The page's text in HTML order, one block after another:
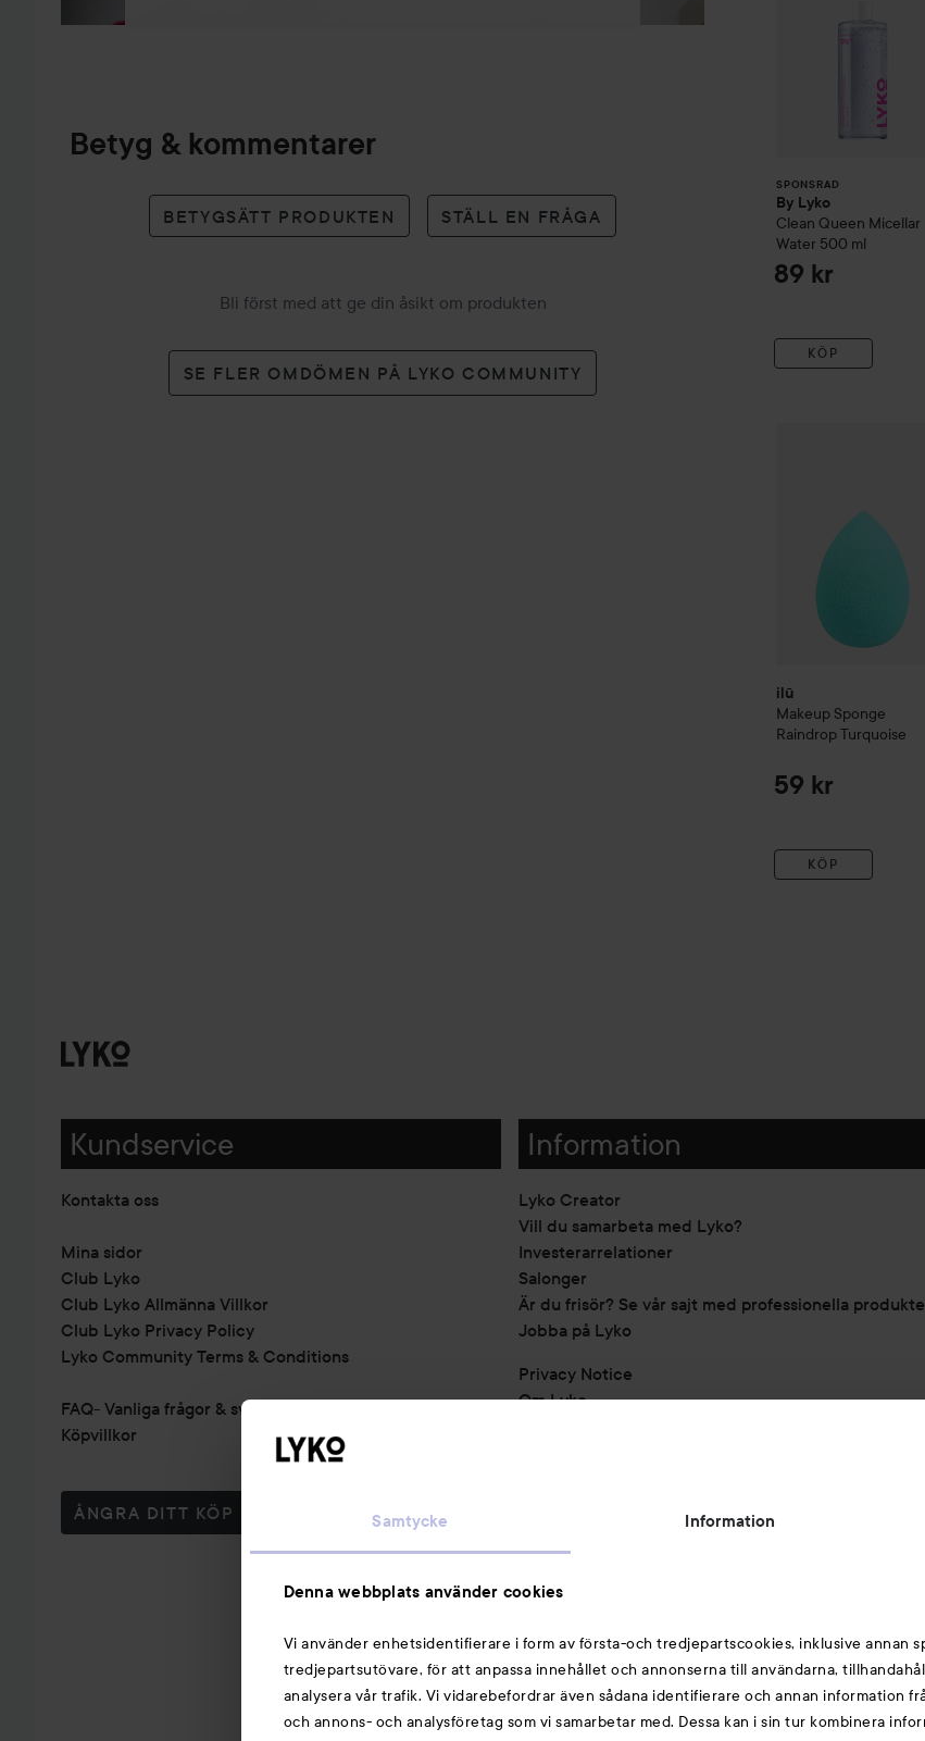
Samtycke Information
Denna webbplats använder cookies
Vi använder enhetsidentifierare i form av första-och tredjepartscookies, inklusive annan
tredjepartsutövare, för att anpassa innehållet och annonserna till användarna,
analysera vår trafik. Vi vidarebefordrar även sådana identifierare och annan information
och annons- och analysföretag som vi samarbetar med. Dessa kan i sin tur kombinera
Betyg & kommentarer
BETYGSÄTT PRODUKTEN STÄLL EN FRÅGA
Bli först med att ge din åsikt om produkten
SE FLER OMDÖMEN PÅ LYKO COMMUNITY
SPONSRAD
By Lyko
Clean Queen Micellar
Water 500 ml
89 kr
KÖP
ilū
Makeup Sponge
RaindropTurquoise
59 kr
KÖP
Kundservice
Kontakta oss
Mina sidor
Club Lyko
Club Lyko Allmänna Villkor
Club Lyko Privacy Policy
Lyko Community Terms & Conditions
FAQ- Vanliga frågor & svar
Köpvillkor
ÅNGRA DITT KÖP
Information
Lyko Creator
Vill du samarbeta med Lyko?
Investerarrelationer
Salonger
Är du frisör? Se vår sajt med professionella
Jobba på Lyko
Privacy Notice
Om Lyko
Michael Edwards Fragrances of the World
Cookie Consent
Partners
Du kanske också gillar